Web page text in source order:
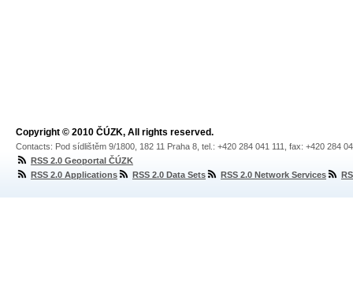
Copyright © 2010 ČÚZK, All rights reserved.
Contacts: Pod sídlištěm 9/1800, 182 11 Praha 8, tel.: +420 284 041 111, fax: +420 284
RSS 2.0 Geoportal ČÚZK
RSS 2.0 Applications
RSS 2.0 Data Sets RSS 2.0 Network Services